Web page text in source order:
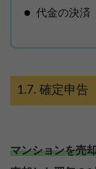
代金の決済
確定申告
マンションを売